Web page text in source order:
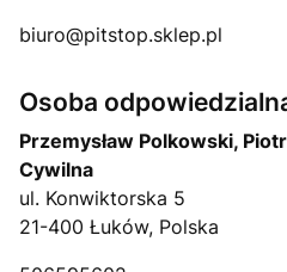
biuro@pitstop.sklep.pl
Osoba
Przemysław Polkowski,
Cywilna
ul. Konwiktorska 5
21-400 Łuków, Polska